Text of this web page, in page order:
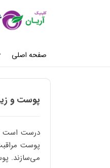
صفحه اصلی
پوست و
درست است
پوست
می‌سازند.